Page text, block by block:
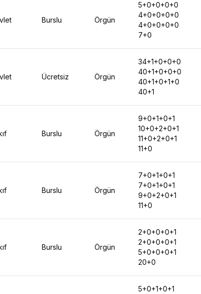
Burslu Örgün
5+0+0+0+0
4+0+0+0+0
4+0+0+0+0
7+0
Ücretsiz Örgün
34+1+0+0+0
40+1+0+0+0
40+1+0+1+0
40+1
Burslu Örgün
9+0+1+0+1
10+0+2+0+1
11+0+2+0+1
11+0
Burslu Örgün
7+0+1+0+1
7+0+1+0+1
9+0+2+0+1
11+0
Burslu Örgün
2+0+0+0+1
2+0+0+0+1
5+0+0+0+1
20+0
5+0+1+0+1